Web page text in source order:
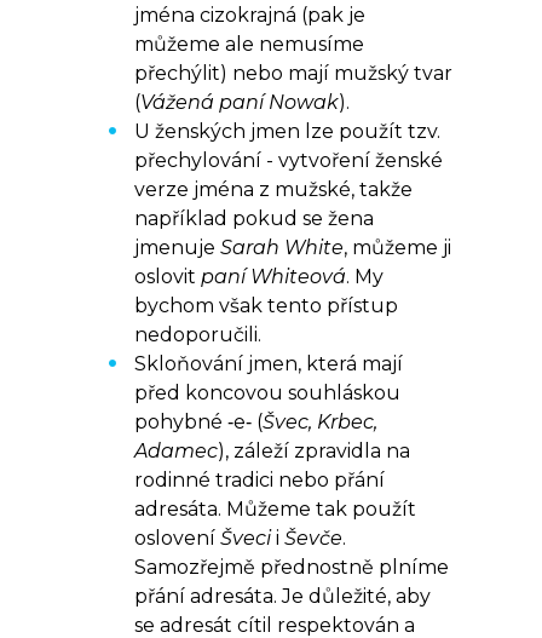
jména cizokrajná (pak je
můžeme ale nemusíme
přechýlit) nebo mají mužský tvar
(Vážená paní Nowak).
U ženských jmen lze použít tzv.
přechylování - vytvoření ženské
verze jména z mužské, takže
například pokud se žena
jmenuje Sarah White, můžeme ji
oslovit paní Whiteová. My
bychom však tento přístup
nedoporučili.
Skloňování jmen, která mají
před koncovou souhláskou
pohybné ‑e‑ (Švec, Krbec,
Adamec), záleží zpravidla na
rodinné tradici nebo přání
adresáta. Můžeme tak použít
oslovení Švecii Ševče.
Samozřejmě přednostně plníme
přání adresáta. Je důležité, aby
se adresát cítil respektován a